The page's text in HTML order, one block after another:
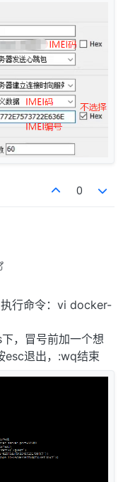
0
1月9日 上午10:17
行命令：vi docker-
，冒号前加一个想
esc退出，:wq结束